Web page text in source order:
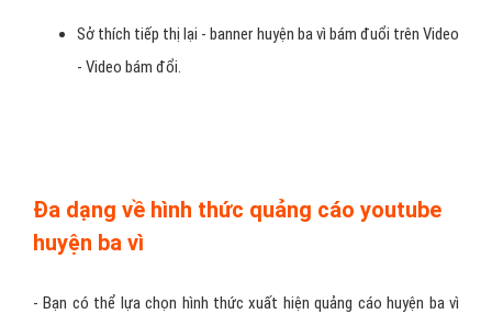
Sở thích tiếp thị lại - banner huyện ba vì bám đuổi trên Video
- Video bám đổi.
Đa dạng về hình thức quảng cáo youtube
huyện ba vì
- Bạn có thể lựa chọn hình thức xuất hiện quảng cáo huyện ba vì